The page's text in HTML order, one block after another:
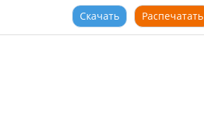
Скачать Распечатать